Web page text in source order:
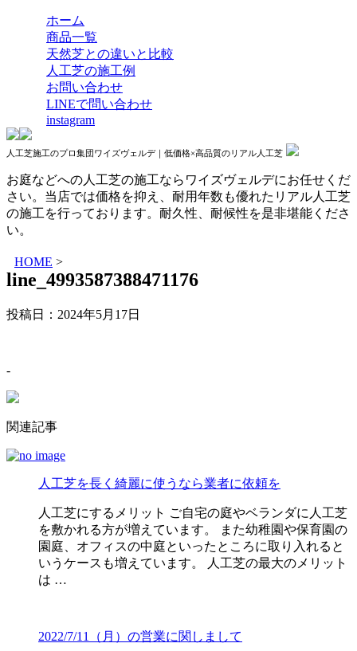
ホーム
商品一覧
天然芝との違いと比較
人工芝の施工例
お問い合わせ
LINEで問い合わせ
instagram
人工芝施工のプロ集団ワイズヴェルデ｜低価格×高品質のリアル人工芝
お庭などへの人工芝の施工ならワイズヴェルデにお任せくだ
さい。当店では価格を抑え、耐用年数も優れたリアル人工芝
の施工を行っております。耐久性、耐候性を是非堪能くださ
い。
HOME >
line_4993587388471176
投稿日： 2024年5月17日
-
関連記事
人工芝を長く綺麗に使うなら業者に依頼を
人工芝にするメリット ご自宅の庭やベランダに人工芝
を敷かれる方が増えています。 また幼稚園や保育園の
園庭、オフィスの中庭といったところに取り入れると
いうケースも増えています。 人工芝の最大のメリット
は …
2022/7/11（月）の営業に関しまして